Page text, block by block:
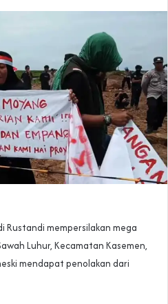
Rustandi mempersilakan mega
Luhur, Kecamatan Kasemen,
mendapat penolakan dari